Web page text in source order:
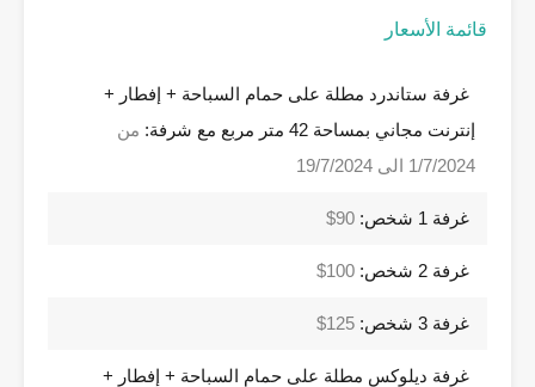
قائمة الأسعار
غرفة ستاندرد مطلة على حمام السباحة + إفطار +
إنترنت مجاني بمساحة 42 متر مربع مع شرفة:
من
1/7/2024 الى 19/7/2024
غرفة 1 شخص: 90$
غرفة 2 شخص: 100$
غرفة 3 شخص: 125$
غرفة ديلوكس مطلة على حمام السباحة + إفطار +